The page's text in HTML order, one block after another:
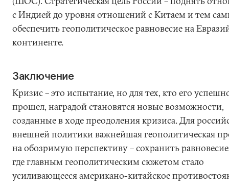
с Индией до уровня отношений с Китаем и тем
обеспечить геополитическое равновесие на
континенте.
Заключение
Кризис – это испытание, но для тех, кто его
прошел, наградой становятся новые возможности,
созданные в ходе преодоления кризиса. Для
внешней политики важнейшая геополитическая
на обозримую перспективу – сохранить
где главным геополитическим сюжетом стало
усиливающееся американо-китайское